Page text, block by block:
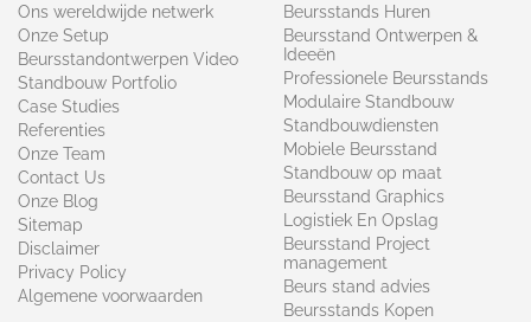
Ons wereldwijde netwerk
Onze Setup
Beursstandontwerpen Video
Standbouw Portfolio
Case Studies
Referenties
Onze Team
Contact Us
Onze Blog
Sitemap
Disclaimer
Privacy Policy
Algemene voorwaarden
Beursstands Huren
Beursstand Ontwerpen &
Ideeën
Professionele Beursstands
Modulaire Standbouw
Standbouwdiensten
Mobiele Beursstand
Standbouw op maat​
Beursstand Graphics
Logistiek En Opslag
Beursstand Project
management
Beurs stand advies
Beursstands Kopen